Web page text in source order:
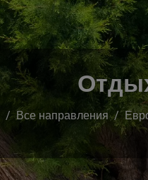
Все направления